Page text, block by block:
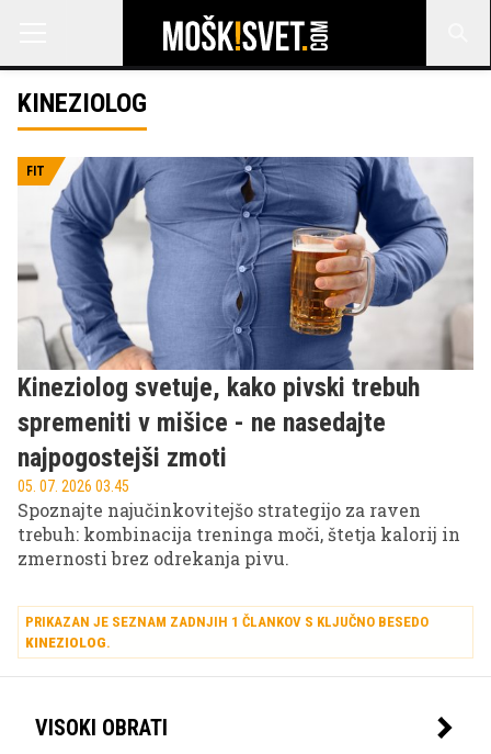
KINEZIOLOG
FIT
Kineziolog svetuje, kako pivski trebuh
spremeniti v mišice - ne nasedajte
najpogostejši zmoti
05. 07. 2026 03.45
Spoznajte najučinkovitejšo strategijo za raven
trebuh: kombinacija treninga moči, štetja kalorij in
zmernosti brez odrekanja pivu.
PRIKAZAN JE SEZNAM ZADNJIH 1 ČLANKOV S KLJUČNO BESEDO
KINEZIOLOG.
VISOKI OBRATI